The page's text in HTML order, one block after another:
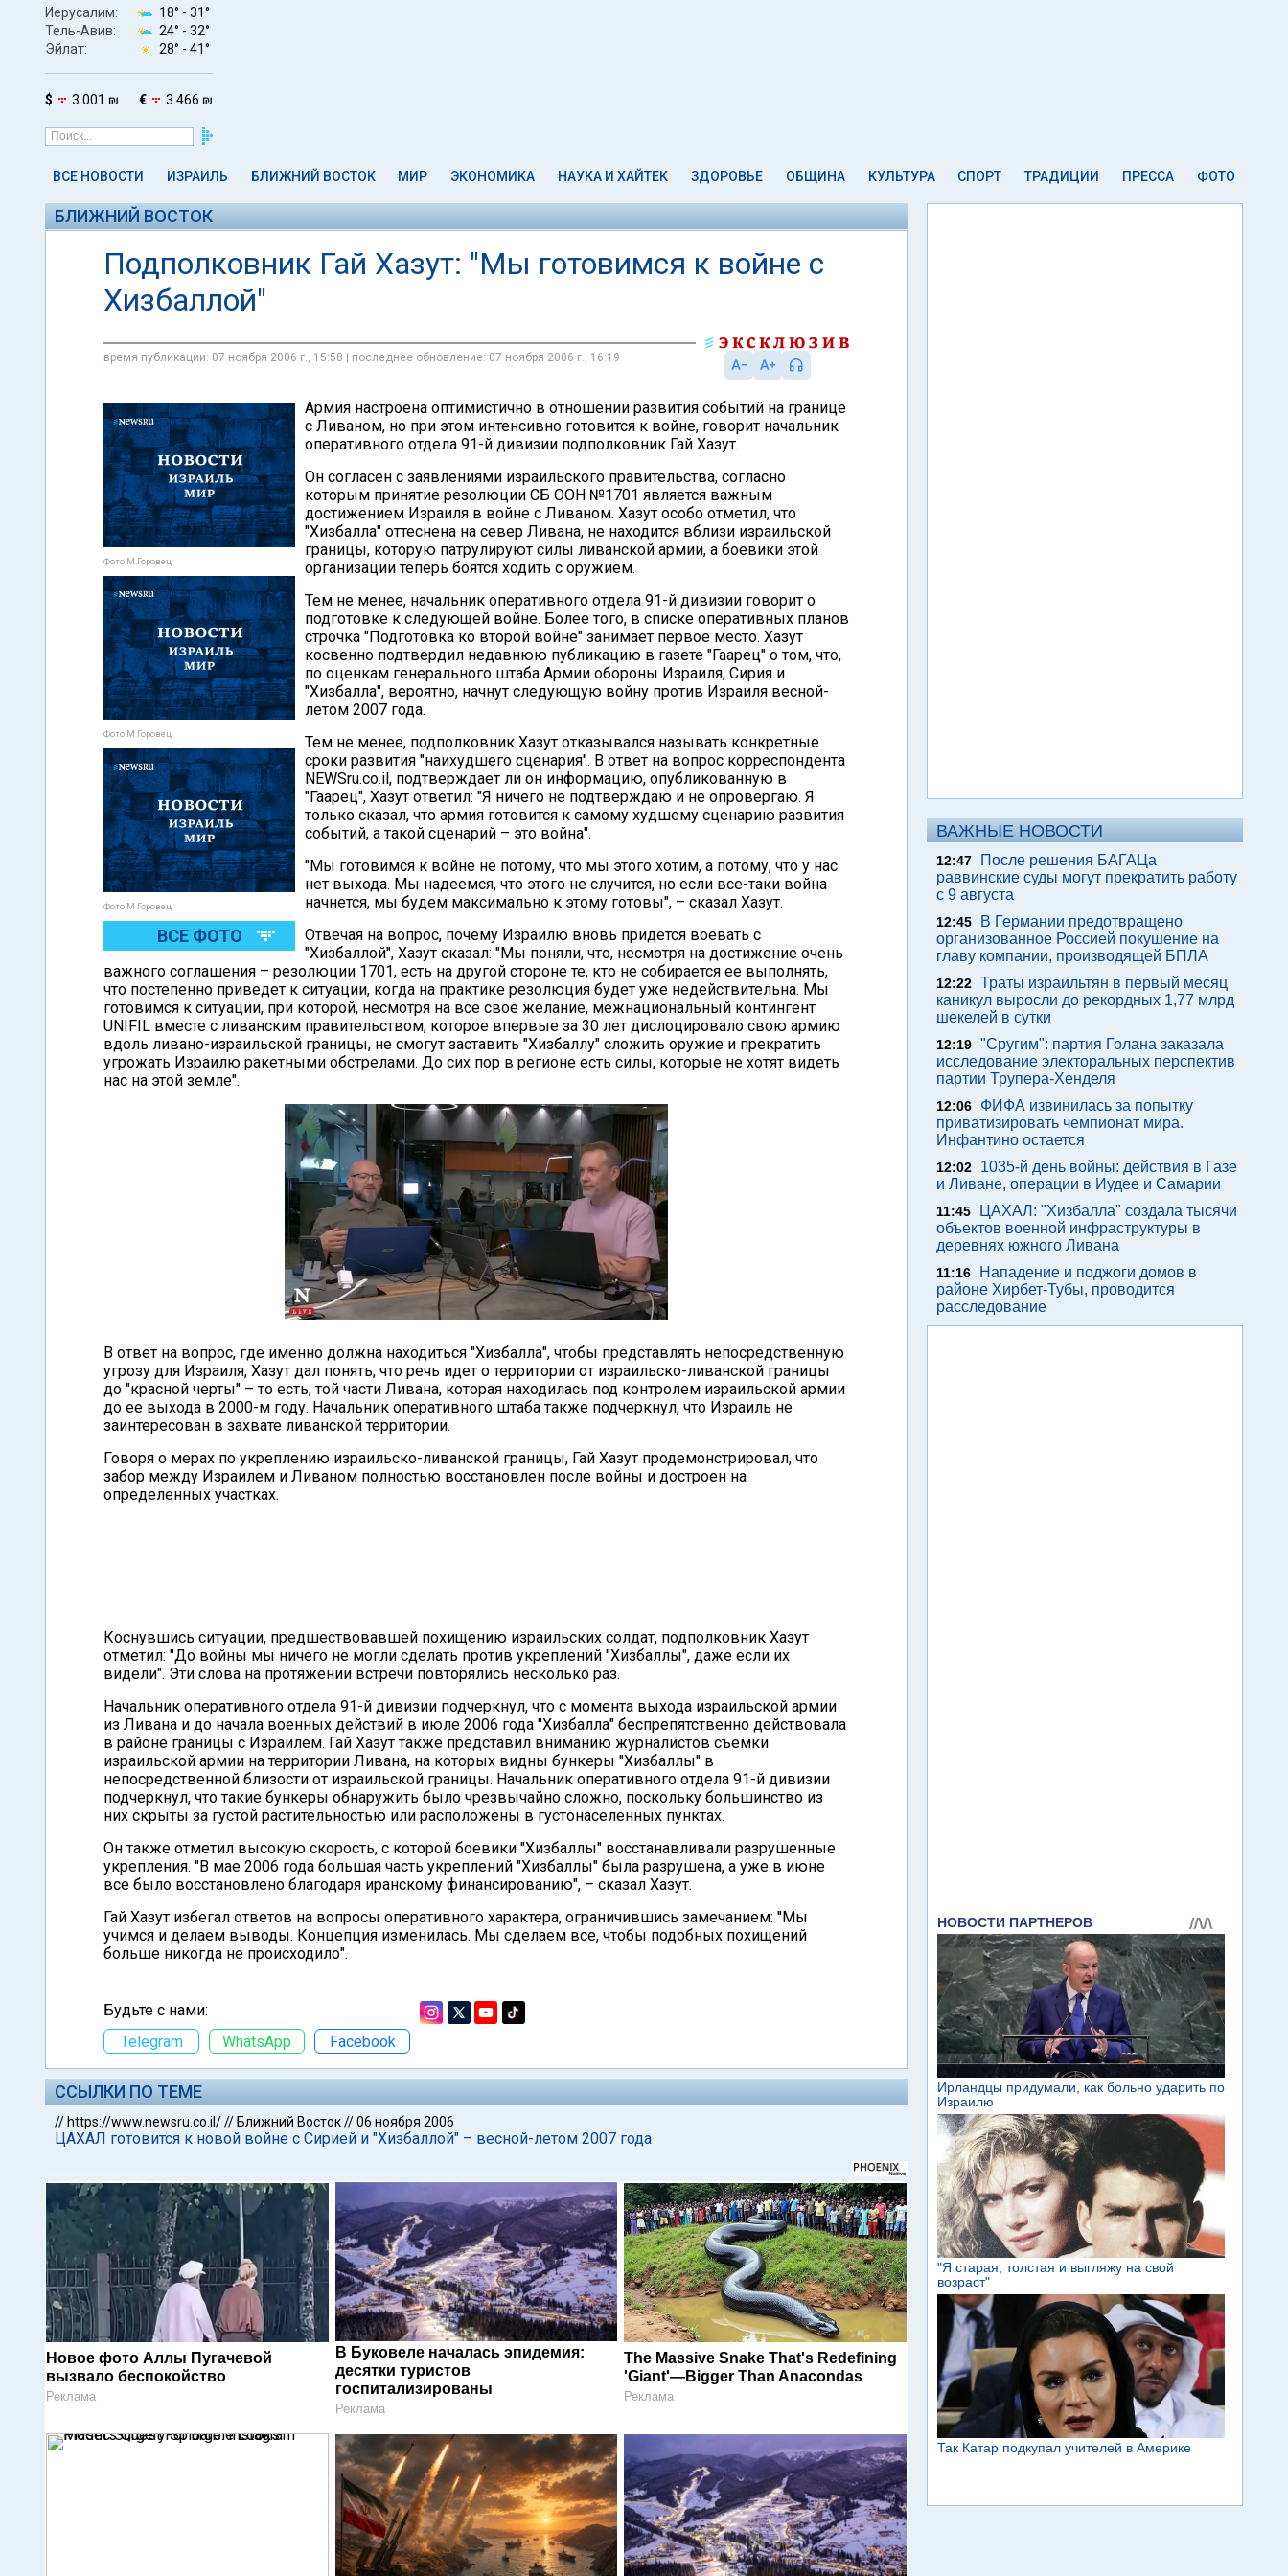
Иерусалим: 18° - 31°
Тель-Авив:
24° - 32°
Эйлат:
28° - 41°
$ 3.001 ₪ € 3.466 ₪
ВСЕ НОВОСТИ ИЗРАИЛЬ БЛИЖНИЙ ВОСТОК МИР ЭКОНОМИКА НАУКА И ХАЙТЕК ЗДОРОВЬЕ ОБЩИНА КУЛЬТУРА СПОРТ ТРАДИЦИИ ПРЕССА ФОТО
БЛИЖНИЙ ВОСТОК
Подполковник Гай Хазут: "Мы готовимся к войне с
Хизбаллой"
время публикации: 07 ноября 2006 г., 15:58 | последнее обновление: 07 ноября 2006 г., 16:19
Фото М.Горовец
Фото М.Горовец
Фото М.Горовец
ВСЕ ФОТО
Армия настроена оптимистично в отношении развития событий на границе
с Ливаном, но при этом интенсивно готовится к войне, говорит начальник
оперативного отдела 91-й дивизии подполковник Гай Хазут.
Он согласен с заявлениями израильского правительства, согласно
которым принятие резолюции СБ ООН №1701 является важным
достижением Израиля в войне с Ливаном. Хазут особо отметил, что
"Хизбалла" оттеснена на север Ливана, не находится вблизи израильской
границы, которую патрулируют силы ливанской армии, а боевики этой
организации теперь боятся ходить с оружием.
Тем не менее, начальник оперативного отдела 91-й дивизии говорит о
подготовке к следующей войне. Более того, в списке оперативных планов
строчка "Подготовка ко второй войне" занимает первое место. Хазут
косвенно подтвердил недавнюю публикацию в газете "Гаарец" о том, что,
по оценкам генерального штаба Армии обороны Израиля, Сирия и
"Хизбалла", вероятно, начнут следующую войну против Израиля весной-
летом 2007 года.
Тем не менее, подполковник Хазут отказывался называть конкретные
сроки развития "наихудшего сценария". В ответ на вопрос корреспондента
NEWSru.co.il, подтверждает ли он информацию, опубликованную в
"Гаарец", Хазут ответил: "Я ничего не подтверждаю и не опровергаю. Я
только сказал, что армия готовится к самому худшему сценарию развития
событий, а такой сценарий – это война".
"Мы готовимся к войне не потому, что мы этого хотим, а потому, что у нас
нет выхода. Мы надеемся, что этого не случится, но если все-таки война
начнется, мы будем максимально к этому готовы", – сказал Хазут.
Отвечая на вопрос, почему Израилю вновь придется воевать с
"Хизбаллой", Хазут сказал: "Мы поняли, что, несмотря на достижение очень
важного соглашения – резолюции 1701, есть на другой стороне те, кто не собирается ее выполнять,
что постепенно приведет к ситуации, когда на практике резолюция будет уже недействительна. Мы
готовимся к ситуации, при которой, несмотря на все свое желание, межнациональный контингент
UNIFIL вместе с ливанским правительством, которое впервые за 30 лет дислоцировало свою армию
вдоль ливано-израильской границы, не смогут заставить "Хизбаллу" сложить оружие и прекратить
угрожать Израилю ракетными обстрелами. До сих пор в регионе есть силы, которые не хотят видеть
нас на этой земле".
В ответ на вопрос, где именно должна находиться "Хизбалла", чтобы представлять непосредственную
угрозу для Израиля, Хазут дал понять, что речь идет о территории от израильско-ливанской границы
до "красной черты" – то есть, той части Ливана, которая находилась под контролем израильской армии
до ее выхода в 2000-м году. Начальник оперативного штаба также подчеркнул, что Израиль не
заинтересован в захвате ливанской территории.
Говоря о мерах по укреплению израильско-ливанской границы, Гай Хазут продемонстрировал, что
забор между Израилем и Ливаном полностью восстановлен после войны и достроен на
определенных участках.
Коснувшись ситуации, предшествовавшей похищению израильских солдат, подполковник Хазут
отметил: "До войны мы ничего не могли сделать против укреплений "Хизбаллы", даже если их
видели". Эти слова на протяжении встречи повторялись несколько раз.
Начальник оперативного отдела 91-й дивизии подчеркнул, что с момента выхода израильской армии
из Ливана и до начала военных действий в июле 2006 года "Хизбалла" беспрепятственно действовала
в районе границы с Израилем. Гай Хазут также представил вниманию журналистов съемки
израильской армии на территории Ливана, на которых видны бункеры "Хизбаллы" в
непосредственной близости от израильской границы. Начальник оперативного отдела 91-й дивизии
подчеркнул, что такие бункеры обнаружить было чрезвычайно сложно, поскольку большинство из
них скрыты за густой растительностью или расположены в густонаселенных пунктах.
Он также отметил высокую скорость, с которой боевики "Хизбаллы" восстанавливали разрушенные
укрепления. "В мае 2006 года большая часть укреплений "Хизбаллы" была разрушена, а уже в июне
все было восстановлено благодаря иранскому финансированию", – сказал Хазут.
Гай Хазут избегал ответов на вопросы оперативного характера, ограничившись замечанием: "Мы
учимся и делаем выводы. Концепция изменилась. Мы сделаем все, чтобы подобных похищений
больше никогда не происходило".
Будьте с нами:
Telegram
WhatsApp Facebook
ССЫЛКИ ПО ТЕМЕ
// https://www.newsru.co.il/// Ближний Восток//06 ноября 2006
ЦАХАЛ готовится к новой войне с Сирией и "Хизбаллой" – весной-летом 2007 года
Новое фото Аллы Пугачевой
вызвало беспокойство
Реклама
В Буковеле началась эпидемия:
десятки туристов
госпитализированы
Реклама
The Massive Snake That's Redefining
'Giant'—Bigger Than Anacondas
Реклама
ВАЖНЫЕ НОВОСТИ
12:47
После решения БАГАЦа
раввинские суды могут прекратить работу
с 9 августа
12:45
В Германии предотвращено
организованное Россией покушение на
главу компании, производящей БПЛА
12:22 Траты израильтян в первый месяц
каникул выросли до рекордных 1,77 млрд
шекелей в сутки
12:19 "Сругим": партия Голана заказала
исследование электоральных перспектив
партии Трупера-Хенделя
12:06
ФИФА извинилась за попытку
приватизировать чемпионат мира.
Инфантино остается
12:02
1035-й день войны: действия в Газе
и Ливане, операции в Иудее и Самарии
11:45
ЦАХАЛ: "Хизбалла" создала тысячи
объектов военной инфраструктуры в
деревнях южного Ливана
11:16
Нападение и поджоги домов в
районе Хирбет-Тубы, проводится
расследование